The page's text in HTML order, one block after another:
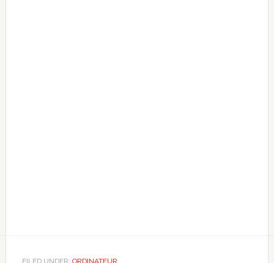
FILED UNDER: ORDINATEUR